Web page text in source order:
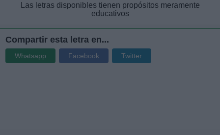
Las letras disponibles tienen propósitos meramente
educativos
Compartir esta letra en...
Whatsapp Facebook Twitter